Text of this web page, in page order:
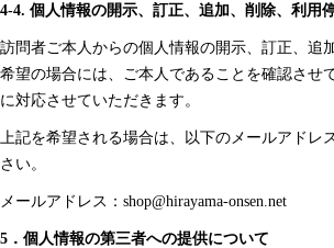
4-4. 個人情報の開示、訂正、追加、削除、利用
訪問者ご本人からの個人情報の開示、訂正、追
希望の場合には、ご本人であることを確認させ
に対応させていただきます。
上記を希望される場合は、以下のメールアドレ
さい。
メールアドレス：shop@hirayama-onsen.net
5．個人情報の第三者への提供について